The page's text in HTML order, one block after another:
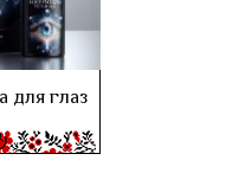
для глаз